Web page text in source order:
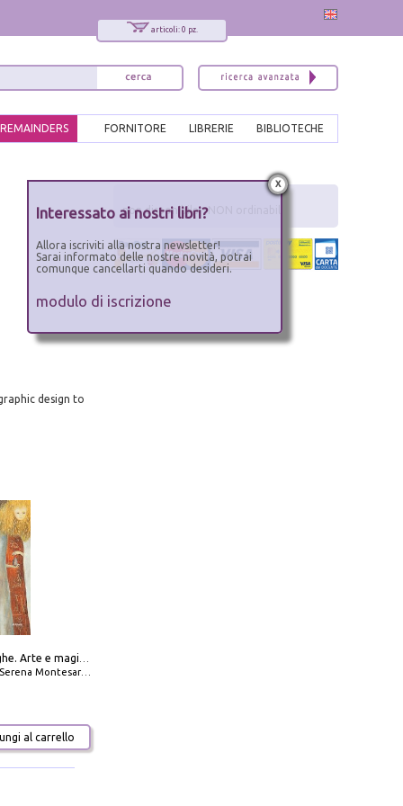
articoli: 0 pz.
BIBLIOTECHE
LIBRERIE
FORNITORE
REMAINDERS
design to
Amabili streghe. Arte e magie di Leonora Carrington e Remedios Varo
Montesarchio
al carrello
non disponibile - NON ordinabile
x
Interessato ai nostri libri?
Allora iscriviti alla nostra newsletter!
Sarai informato delle nostre novità, potrai
comunque cancellarti quando desideri.
modulo di iscrizione